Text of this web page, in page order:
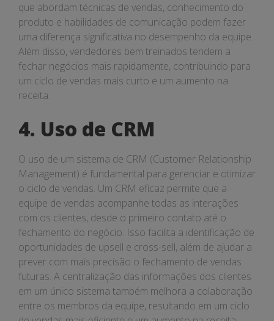
que abordam técnicas de vendas, conhecimento do
produto e habilidades de comunicação podem fazer
uma diferença significativa no desempenho da equipe.
Além disso, vendedores bem treinados tendem a
fechar negócios mais rapidamente, contribuindo para
um ciclo de vendas mais curto e um aumento na
receita.
4. Uso de CRM
O uso de um sistema de CRM (Customer Relationship
Management) é fundamental para gerenciar e otimizar
o ciclo de vendas. Um CRM eficaz permite que a
equipe de vendas acompanhe todas as interações
com os clientes, desde o primeiro contato até o
fechamento do negócio. Isso facilita a identificação de
oportunidades de upsell e cross-sell, além de ajudar a
prever com mais precisão o fechamento de vendas
futuras. A centralização das informações dos clientes
em um único sistema também melhora a colaboração
entre os membros da equipe, resultando em um ciclo